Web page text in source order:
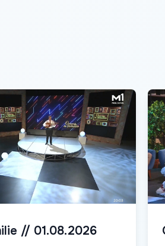
// 01.08.2026